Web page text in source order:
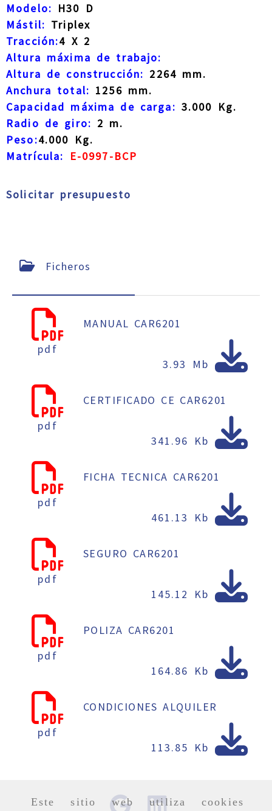
Este sitio web utiliza cookies
Modelo: H30 D
Mástil: Triplex
Tracción:4 X 2
Altura máxima de trabajo:
Altura de construcción: 2264 mm.
Anchura total: 1256 mm.
Capacidad máxima de carga: 3.000 Kg.
Radio de giro: 2 m.
Peso:4.000 Kg.
Matrícula:
E-0997-BCP
Solicitar presupuesto
Ficheros
pdf
MANUAL CAR6201
3.93 Mb
pdf
CERTIFICADO CE CAR6201
341.96 Kb
pdf
FICHA TECNICA CAR6201
461.13 Kb
pdf
SEGURO CAR6201
145.12 Kb
pdf
POLIZA CAR6201
164.86 Kb
pdf
CONDICIONES ALQUILER
113.85 Kb